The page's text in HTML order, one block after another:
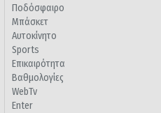
Ποδόσφαιρο
Μπάσκετ
Αυτοκίνητο
Sports
Επικαιρότητα
Βαθμολογίες
WebTv
Enter